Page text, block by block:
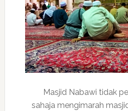
Masjid Nabawi tidak
sahaja mengimarah